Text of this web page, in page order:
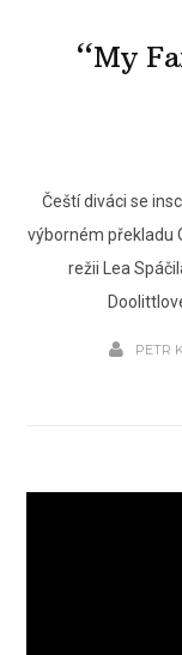
“My
Čeští diváci se
výborném překladu
režii Lea
PETR